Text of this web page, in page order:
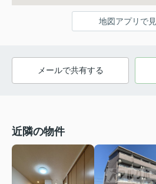
地図アプリで
メールで共有する
近隣の物件